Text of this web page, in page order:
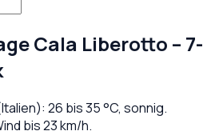
Cala Liberotto – 7-
Italien): 26 bis35°C, sonnig.
bis23km/h.